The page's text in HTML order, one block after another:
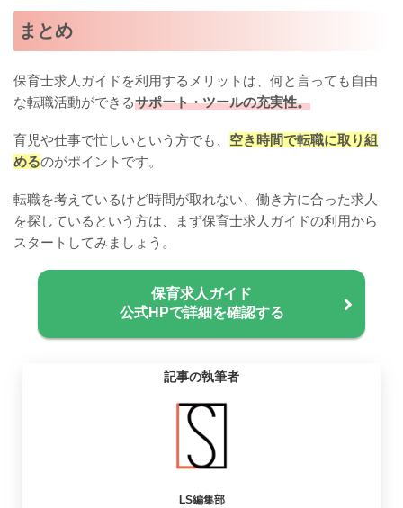
まとめ
保育士求人ガイドを利用するメリットは、何と言っても自由
な転職活動ができるサポート・ツールの充実性。
育児や仕事で忙しいという方でも、 空き時間で転職に取り組
めるのがポイントです。
転職を考えているけど時間が取れない、働き方に合った求人
を探しているという方は、まず保育士求人ガイドの利用から
スタートしてみましょう。
保育求人ガイド
公式HPで詳細を確認する
記事の執筆者
LS編集部